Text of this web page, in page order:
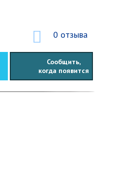
0 отзыва
Сообщить,
когда появится